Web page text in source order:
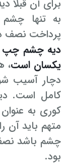
برای آن قبلاً
به تنها
پرداخت نصف
دیه چشم چپ
یکسان است،
دچار آسیب
کامل است.
کوری به
متهم باید آن
چشم باشد
بود.